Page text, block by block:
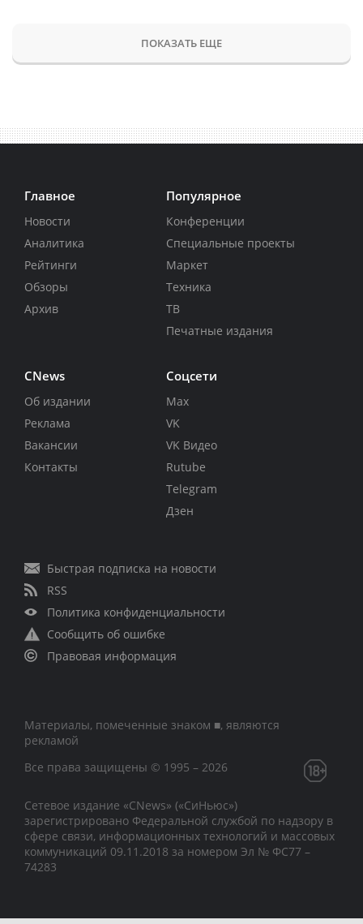
ПОКАЗАТЬ ЕЩЕ
Главное
Новости
Аналитика
Рейтинги
Обзоры
Архив
Популярное
Конференции
Специальные проекты
Маркет
Техника
ТВ
Печатные издания
CNews
Об издании
Реклама
Вакансии
Контакты
Соцсети
Max
VK
VK Видео
Rutube
Telegram
Дзен
Быстрая подписка на новости
RSS
Политика конфиденциальности
Сообщить об ошибке
Правовая информация
Материалы, помеченные знаком ■, являются
рекламой
Все права защищены © 1995 – 2026
Сетевое издание «CNews» («СиНьюс»)
зарегистрировано Федеральной службой по надзору в
сфере связи, информационных технологий и массовых
коммуникаций 09.11.2018 за номером Эл № ФС77 –
74283